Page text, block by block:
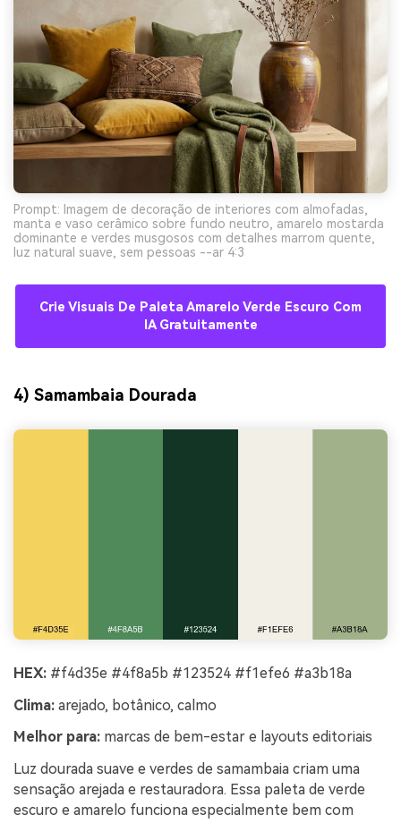
Prompt: Imagem de decoração de interiores com almofadas,
manta e vaso cerâmico sobre fundo neutro, amarelo mostarda
dominante e verdes musgosos com detalhes marrom quente,
luz natural suave, sem pessoas --ar 4:3
Crie Visuais De Paleta Amarelo Verde Escuro Com
IA Gratuitamente
4) Samambaia Dourada
HEX: #f4d35e #4f8a5b #123524 #f1efe6 #a3b18a
Clima: arejado, botânico, calmo
Melhor para: marcas de bem-estar e layouts editoriais
Luz dourada suave e verdes de samambaia criam uma
sensação arejada e restauradora. Essa paleta de verde
escuro e amarelo funciona especialmente bem com